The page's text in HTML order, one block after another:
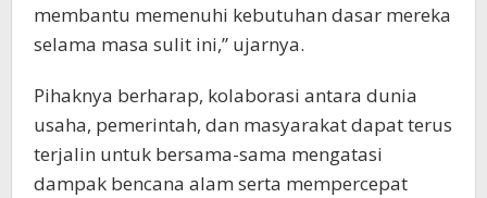
membantu memenuhi kebutuhan dasar mereka
selama masa sulit ini,” ujarnya.
Pihaknya berharap, kolaborasi antara dunia
usaha, pemerintah, dan masyarakat dapat terus
terjalin untuk bersama-sama mengatasi
dampak bencana alam serta mempercepat